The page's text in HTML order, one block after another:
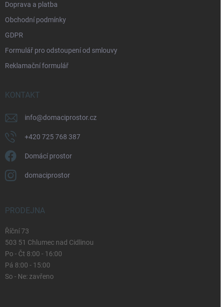
Doprava a platba
Obchodní podmínky
GDPR
Formulář pro odstoupení od smlouvy
Reklamační formulář
KONTAKT
info@domaciprostor.cz
+420 725 768 387
Domácí prostor
domaciprostor
PRODEJNA
Říční 73
503 51 Chlumec nad Cidlinou
Po - Čt 8:00 - 16:00
Pá 8:00 - 15:00
So - Ne: zavřeno